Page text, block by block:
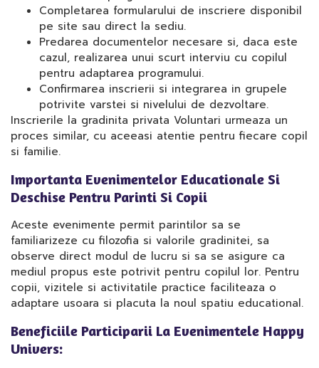
Completarea formularului de inscriere disponibil
pe site sau direct la sediu.
Predarea documentelor necesare si, daca este
cazul, realizarea unui scurt interviu cu copilul
pentru adaptarea programului.
Confirmarea inscrierii si integrarea in grupele
potrivite varstei si nivelului de dezvoltare.
Inscrierile la gradinita privata Voluntari urmeaza un
proces similar, cu aceeasi atentie pentru fiecare copil
si familie.
Importanta Evenimentelor Educationale Si
Deschise Pentru Parinti Si Copii
Aceste evenimente permit parintilor sa se
familiarizeze cu filozofia si valorile gradinitei, sa
observe direct modul de lucru si sa se asigure ca
mediul propus este potrivit pentru copilul lor. Pentru
copii, vizitele si activitatile practice faciliteaza o
adaptare usoara si placuta la noul spatiu educational.
Beneficiile Participarii La Evenimentele Happy
Univers: